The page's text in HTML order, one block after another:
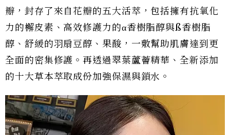
瓣，封存了來自花瓣的五大活萃，包括擁有抗氧化
力的檞皮素、高效修護力的α香樹脂醇與ß香樹脂
醇、舒緩的羽扇豆醇、果酸，一敷幫助肌膚達到更
全面的密集修護。再透過翠葉蘆薈精華、全新添加
的十大草本萃取成份加強保濕與鎖水。